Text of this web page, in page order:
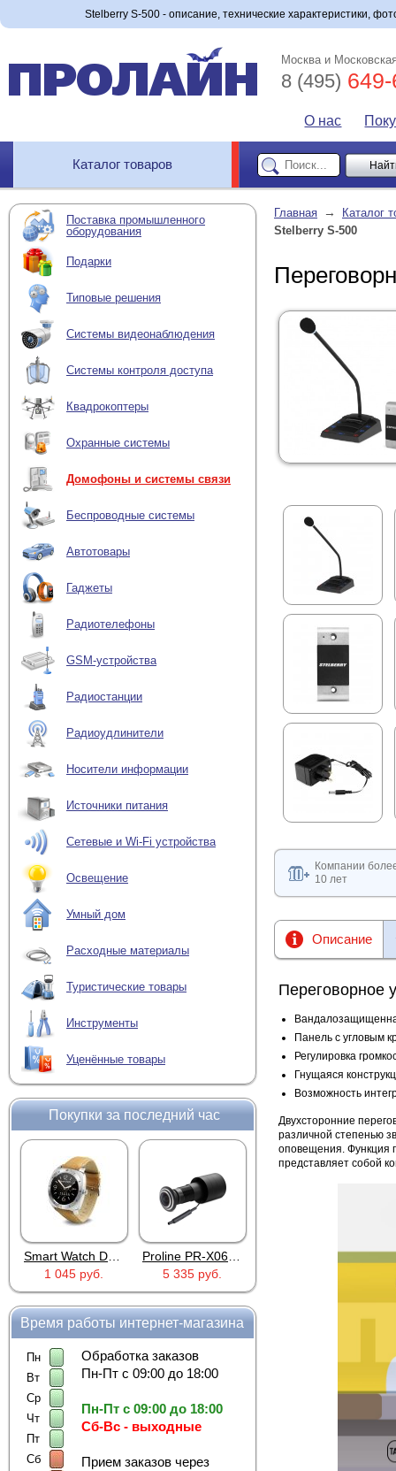
Stelberry S-500 - описание, технические характеристики,
Москва и
8 (495)
О нас
Каталог товаров
Поставка промышленного
оборудования
Подарки
Типовые решения
Системы видеонаблюдения
Системы контроля доступа
Квадрокоптеры
Охранные системы
Домофоны и системы связи
Беспроводные системы
Автотовары
Гаджеты
Радиотелефоны
GSM-устройства
Радиостанции
Радиоудлинители
Носители информации
Источники питания
Сетевые и Wi-Fi устройства
Освещение
Умный дом
Расходные материалы
Туристические товары
Инструменты
Уценённые товары
Покупки за последний час
Smart Watch DM88 Silver
1 045 руб.
Proline PR-X06WR
5 335 руб.
Время работы интернет-магазина
Пн
Вт
Ср
Чт
Пт
Сб
Обработка заказов
Пн-Пт с 09:00 до 18:00
Пн-Пт с 09:00 до 18:00
Сб-Вс - выходные
Прием заказов через
Главная →
Каталог
Stelberry S-500
Компании
10 лет
Описание
Переговорное
Панель с угловым
Регулировка
Гнущаяся
Возможность
Двухсторонние
различной степенью
оповещения. Функция
представляет собой